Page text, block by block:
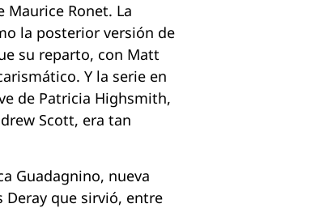
Ronet. La
la posterior versión de
su reparto, con Matt
Y la serie en
de Patricia Highsmith,
Scott, era tan
Guadagnino, nueva
Deray que sirvió, entre